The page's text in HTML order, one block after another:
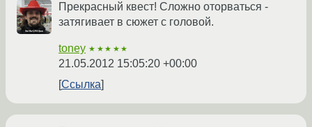
Прекрасный квест! Сложно оторваться -
затягивает в сюжет с головой.
toney ★★★★★
21.05.2012 15:05:20 +00:00
Ссылка